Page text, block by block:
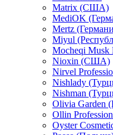
Matrix (США)
MediOK
Mertz
Miyul
Mocheqi Musk
Nioxin (США)
Nirvel
Nishlady
Nishman
Olivia Garden
Ollin
Oyster